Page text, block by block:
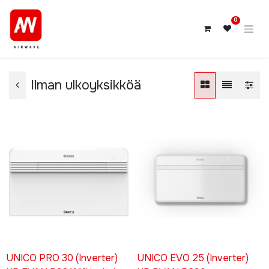
0
Ilman ulkoyksikköä
UNICO PRO 30 (Inverter)
UNICO EVO 25 (Inverter)